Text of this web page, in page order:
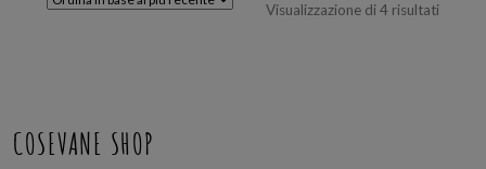
Visualizzazione di 4 risultatiOrdina
COSEVANE SHOP